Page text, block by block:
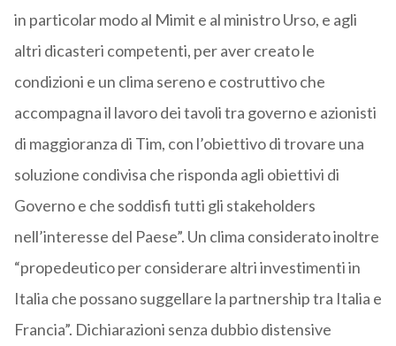
in particolar modo al Mimit e al ministro Urso, e agli
altri dicasteri competenti, per aver creato le
condizioni e un clima sereno e costruttivo che
accompagna il lavoro dei tavoli tra governo e azionisti
di maggioranza di Tim, con l’obiettivo di trovare una
soluzione condivisa che risponda agli obiettivi di
Governo e che soddisfi tutti gli stakeholders
nell’interesse del Paese”. Un clima considerato inoltre
“propedeutico per considerare altri investimenti in
Italia che possano suggellare la partnership tra Italia e
Francia”. Dichiarazioni senza dubbio distensive